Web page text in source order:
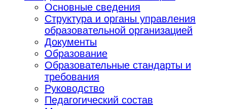
Основные сведения
Структура и органы управления
образовательной организацией
Документы
Образование
Образовательные стандарты и
требования
Руководство
Педагогический состав